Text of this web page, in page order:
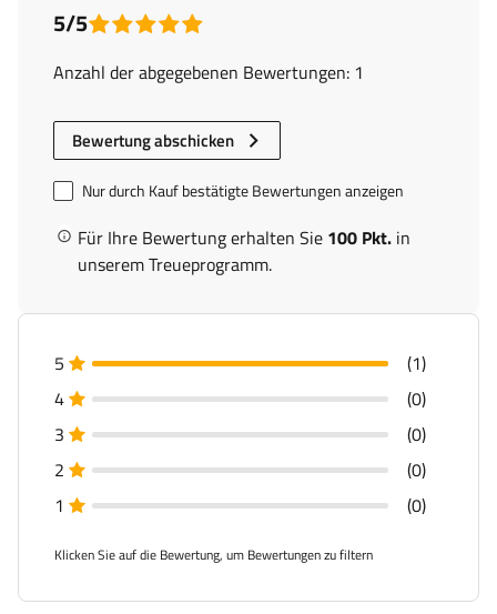
5/5
Anzahl der abgegebenen Bewertungen: 1
Bewertung abschicken
Für Ihre Bewertung erhalten Sie 100 Pkt. in
unserem Treueprogramm.
Nur durch Kauf bestätigte Bewertungen anzeigen
5
(1)
4
(0)
3
(0)
2
(0)
1
(0)
Klicken Sie auf die Bewertung, um Bewertungen zu filtern